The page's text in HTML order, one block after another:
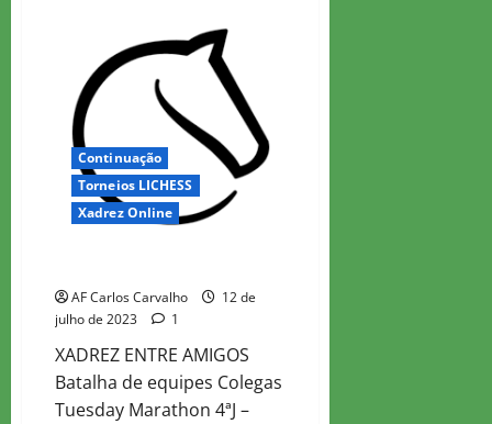
Marathon
5
Continuação
Torneios LICHESS
Xadrez Online
AF Carlos Carvalho
12 de
julho de 2023
1
XADREZ ENTRE AMIGOS
Batalha de equipes Colegas
Tuesday Marathon 4ªJ –